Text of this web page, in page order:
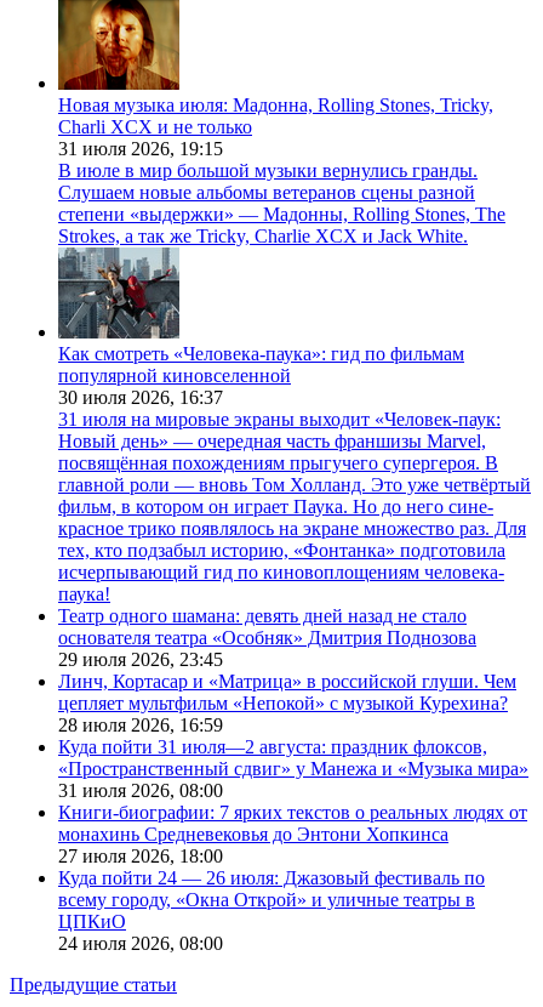
Новая музыка июля: Мадонна, Rolling Stones, Tricky,
Charli XCX и не только
31 июля 2026, 19:15
В июле в мир большой музыки вернулись гранды.
Слушаем новые альбомы ветеранов сцены разной
степени «выдержки» — Мадонны, Rolling Stones, The
Strokes, а так же Tricky, Charlie XCX и Jack White.
Как смотреть «Человека-паука»: гид по фильмам
популярной киновселенной
30 июля 2026, 16:37
31 июля на мировые экраны выходит «Человек-паук:
Новый день» — очередная часть франшизы Marvel,
посвящённая похождениям прыгучего супергероя. В
главной роли — вновь Том Холланд. Это уже четвёртый
фильм, в котором он играет Паука. Но до него сине-
красное трико появлялось на экране множество раз. Для
тех, кто подзабыл историю, «Фонтанка» подготовила
исчерпывающий гид по киновоплощениям человека-
паука!
Театр одного шамана: девять дней назад не стало
основателя театра «Особняк» Дмитрия Поднозова
29 июля 2026, 23:45
Линч, Кортасар и «Матрица» в российской глуши. Чем
цепляет мультфильм «Непокой» с музыкой Курехина?
28 июля 2026, 16:59
Куда пойти 31 июля—2 августа: праздник флоксов,
«Пространственный сдвиг» у Манежа и «Музыка мира»
31 июля 2026, 08:00
Книги-биографии: 7 ярких текстов о реальных людях от
монахинь Средневековья до Энтони Хопкинса
27 июля 2026, 18:00
Куда пойти 24 — 26 июля: Джазовый фестиваль по
всему городу, «Окна Открой» и уличные театры в
ЦПКиО
24 июля 2026, 08:00
Предыдущие статьи